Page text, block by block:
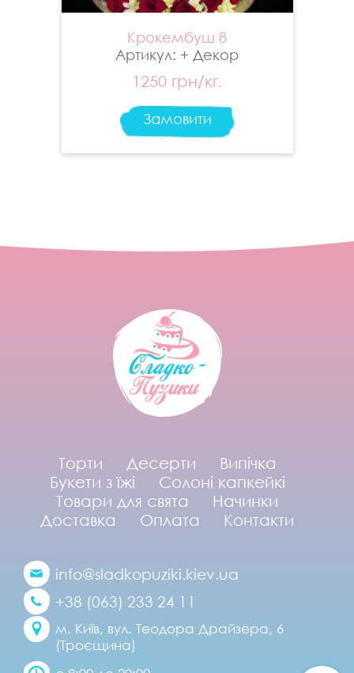
Крокембуш 8
Артикул: + Декор
1250 грн/кг.
Замовити
Торти Десерти
Випічка
Букети з їжі
Солоні капкейкі
Товари для свята
Начинки
Доставка
Оплата Контакти
info@sladkopuziki.kiev.ua
+38 (063) 233 24 11
м. Київ, вул. Теодора Драйзера, 6
(Троєщина)